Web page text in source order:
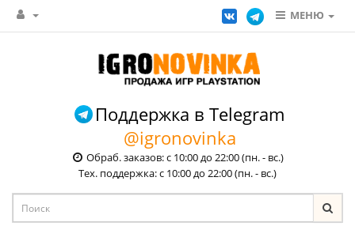
МЕНЮ
Поддержка в Telegram
@igronovinka
Обраб. заказов: с 10:00 до 22:00 (пн. - вс.)
Тех. поддержка: с 10:00 до 22:00 (пн. - вс.)